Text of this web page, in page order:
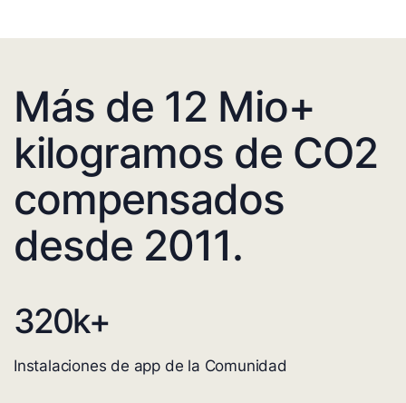
Más de 12 Mio+
kilogramos de CO2
compensados
desde 2011.
320k+
Instalaciones de app de la Comunidad